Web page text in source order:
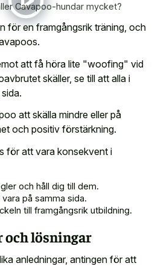
Cavapoo-hundar mycket?
för en framgångsrik träning, och
att få höra lite "woofing" vid
skäller, se till att alla i
att skälla mindre eller på
och positiv förstärkning.
för att vara konsekvent i
och håll dig till dem.
på samma sida.
till framgångsrik utbildning.
och lösningar
anledningar, antingen för att